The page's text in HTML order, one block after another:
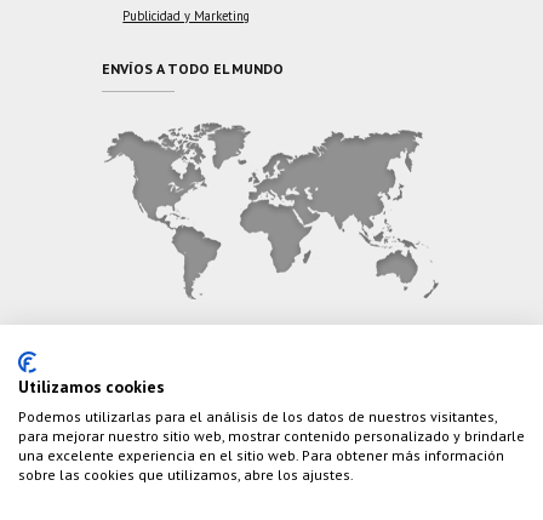
Publicidad y Marketing
ENVÍOS A TODO EL MUNDO
Teléfono: (+34) 626 495 499
E-Mail: info@cazaylibros.com
Utilizamos cookies
Podemos utilizarlas para el análisis de los datos de nuestros visitantes,
para mejorar nuestro sitio web, mostrar contenido personalizado y brindarle
una excelente experiencia en el sitio web. Para obtener más información
sobre las cookies que utilizamos, abre los ajustes.